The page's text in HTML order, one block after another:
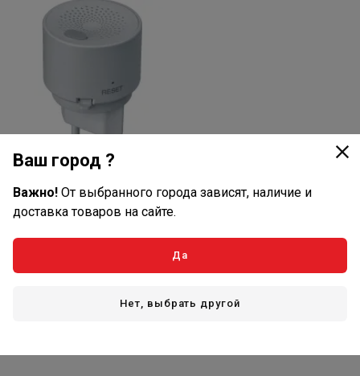
2 290₽/шт
В наличии: 15 шт
Ваш город ?
Важно! От выбранного города зависят, наличие и
доставка товаров на сайте.
Да
Нет, выбрать другой